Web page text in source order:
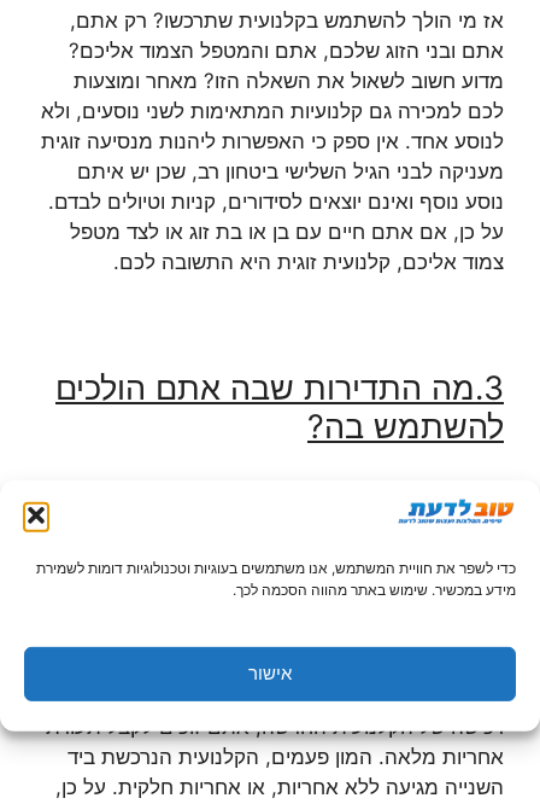
כדי לשפר את חוויית המשתמש, אנו משתמשים בעוגיות וטכנולוגיות דומות לשמירת
מידע במכשיר. שימוש באתר מהווה הסכמה לכך.
אישור
אז מי הולך להשתמש בקלנועית שתרכשו? רק אתם,
אתם ובני הזוג שלכם, אתם והמטפל הצמוד אליכם?
מדוע חשוב לשאול את השאלה הזו? מאחר ומוצעות
לכם למכירה גם קלנועיות המתאימות לשני נוסעים, ולא
לנוסע אחד. אין ספק כי האפשרות ליהנות מנסיעה זוגית
מעניקה לבני הגיל השלישי ביטחון רב, שכן יש איתם
נוסע נוסף ואינם יוצאים לסידורים, קניות וטיולים לבדם.
על כן, אם אתם חיים עם בן או בת זוג או לצד מטפל
צמוד אליכם, קלנועית זוגית היא התשובה לכם.
3. מה התדירות שבה אתם הולכים
להשתמש בה?
התדירות בה אתם הולכים להשתמש בקלנועית. שאלה
בקלנועית, ההמלצה היא דווקא לרכוש את הקלנועיות
החדשות ולא המשומשות, וזאת בגלל העובדה שעם
רכישה של הקלנועית החדשה, אתם זוכים לקבל תעודת
אחריות מלאה. המון פעמים, הקלנועית הנרכשת ביד
השנייה מגיעה ללא אחריות, או אחריות חלקית. על כן,